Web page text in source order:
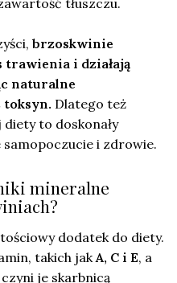
brzoskwinie
i działają
naturalne
toksyn. Dlatego też
to doskonały
samopoczucie i zdrowie.
mineralne
dodatek do diety.
takich jakA, C i E, a
je skarbnicą